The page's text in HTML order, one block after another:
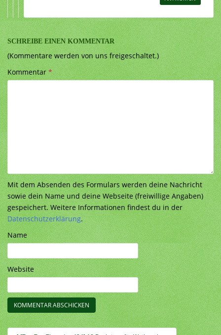
SCHREIBE EINEN KOMMENTAR
(Kommentare werden von uns freigeschaltet.)
Kommentar*
Mit dem Absenden des Formulars werden deine Nachricht
sowie dein Name und deine Webseite (freiwillige Angaben)
gespeichert. Weitere Informationen findest du in der
Datenschutzerklärung.
Name
Website